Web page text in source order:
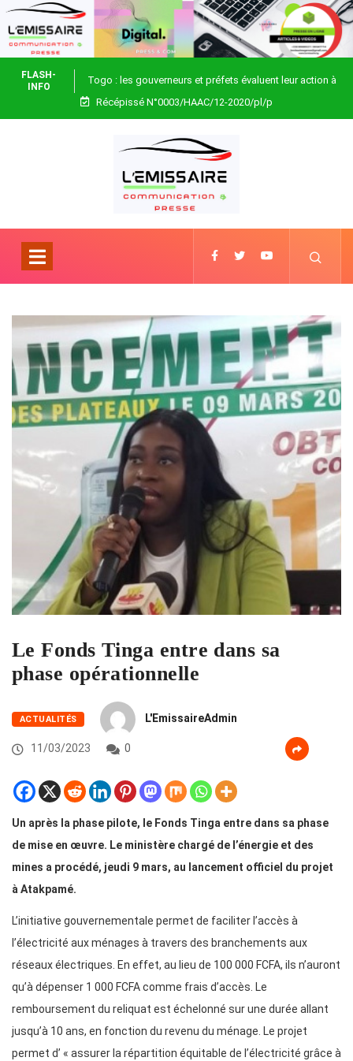
FLASH-
INFO
Togo : les gouverneurs et préfets évaluent leur action à
Blitta
Récépissé N°0003/HAAC/12-2020/pl/p
Le Fonds Tinga entre dans sa
phase opérationnelle
ACTUALITÉS L'EmissaireAdmin
11/03/2023 0
Un après la phase pilote, le Fonds Tinga entre dans sa phase
de mise en œuvre. Le ministère chargé de l’énergie et des
mines a procédé, jeudi 9 mars, au lancement officiel du projet
à Atakpamé.
L’initiative gouvernementale permet de faciliter l’accès à
l’électricité aux ménages à travers des branchements aux
réseaux électriques. En effet, au lieu de 100 000 FCFA, ils n’auront
qu’à dépenser 1 000 FCFA comme frais d’accès. Le
remboursement du reliquat est échelonné sur une durée allant
jusqu’à 10 ans, en fonction du revenu du ménage. Le projet
permet d’ « assurer la répartition équitable de l’électricité grâce à